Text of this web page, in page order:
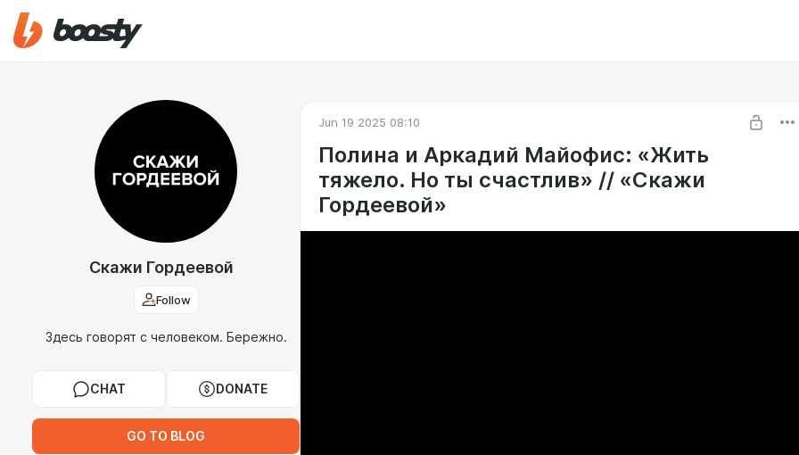
Скажи Гордеевой
Follow
Здесь говорят с человеком. Бережно.
CHAT DONATE
GO TO BLOG
Jun 19 2025 08:10
Полина и Аркадий Майофис: «Жить
тяжело. Но ты счастлив» // «Скажи
Гордеевой»